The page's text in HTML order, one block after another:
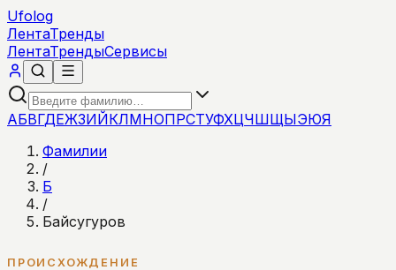
Ufolog
ЛентаТренды
ЛентаТрендыСервисы
АБВГДЕЖЗИЙКЛМНОПРСТУФХЦЧШЩЫЭЮЯ
Фамилии
/
Б
/
Байсугуров
ПРОИСХОЖДЕНИЕ